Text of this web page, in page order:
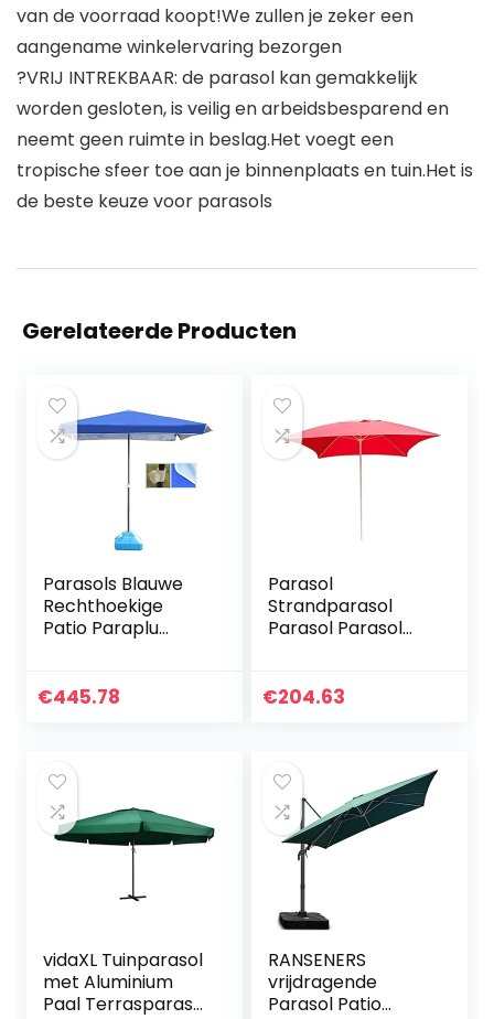
van de voorraad koopt!We zullen je zeker een
aangename winkelervaring bezorgen
?VRIJ INTREKBAAR: de parasol kan gemakkelijk
worden gesloten, is veilig en arbeidsbesparend en
neemt geen ruimte in beslag.Het voegt een
tropische sfeer toe aan je binnenplaats en tuin.Het is
de beste keuze voor parasols
Gerelateerde Producten
Parasols Blauwe
Rechthoekige
Patio Paraplu
Perfect Voor Tuin,
€445.78
Parasol
Strandparasol
Parasol Parasol
Patio
€204.63
vidaXL Tuinparasol
met Aluminium
Paal Terrasparasol
RANSENERS
vrijdragende
Parasol Patio